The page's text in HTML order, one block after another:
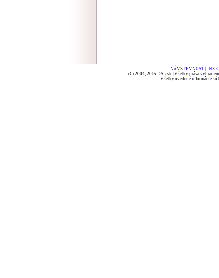
NÁVŠTEVNOSŤ
(C) 2004, 2005 DSL.sk | Všetky práva
Všetky uvedené informácie sú